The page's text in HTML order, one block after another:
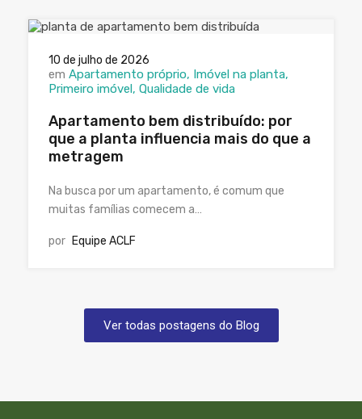
10 de julho de 2026
em Apartamento próprio Imóvel na planta
Primeiro imóvel Qualidade de vida
Apartamento bem distribuído: por
que a planta influencia mais do que a
metragem
Na busca por um apartamento, é comum que
muitas famílias comecem a…
por Equipe ACLF
Ver todas postagens do Blog